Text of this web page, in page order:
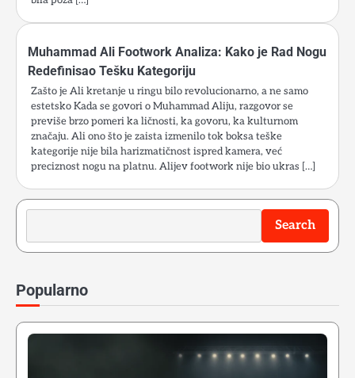
Muhammad Ali Footwork Analiza: Kako je Rad Nogu
Redefinisao Tešku Kategoriju
Zašto je Ali kretanje u ringu bilo revolucionarno, a ne samo
estetsko Kada se govori o Muhammad Aliju, razgovor se
previše brzo pomeri ka ličnosti, ka govoru, ka kulturnom
značaju. Ali ono što je zaista izmenilo tok boksa teške
kategorije nije bila harizmatičnost ispred kamera, već
preciznost nogu na platnu. Alijev footwork nije bio ukras […]
Search
Search
Popularno